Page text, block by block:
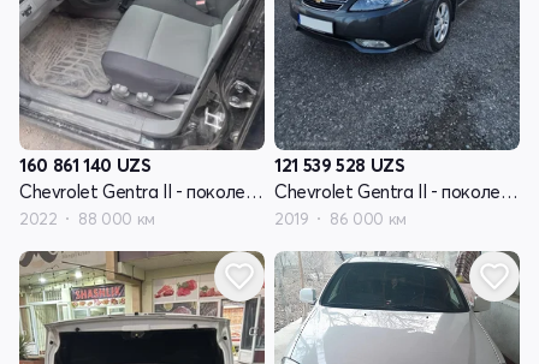
160 861 140 UZS
Chevrolet Gentra II - поколение
2022 88 000 км
121 539 528 UZS
Chevrolet Gentra II - поколение
2019 86 000 км